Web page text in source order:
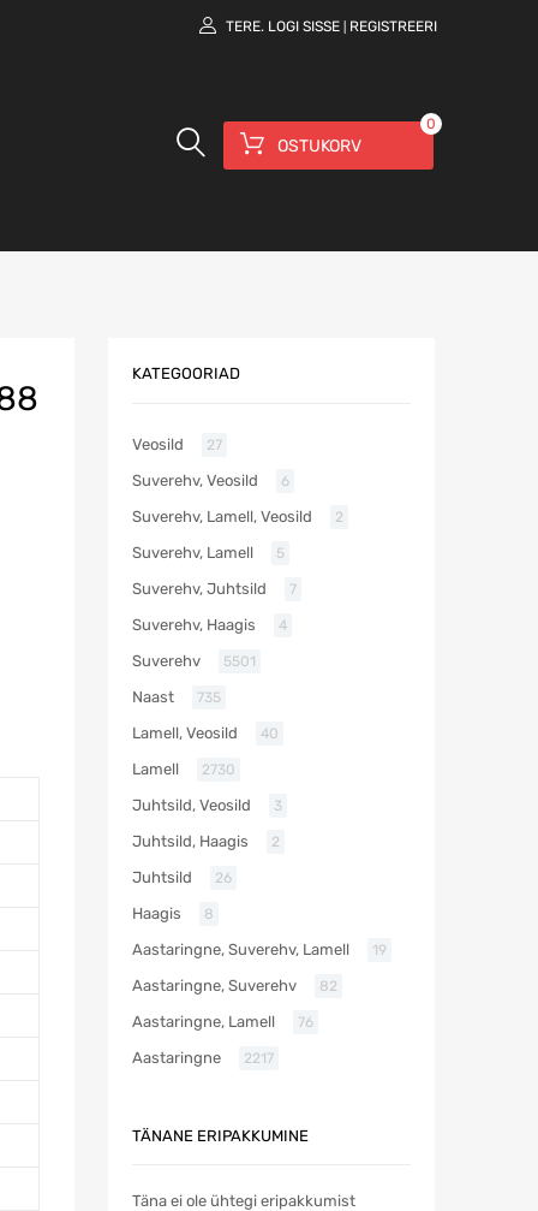
TERE. LOGI SISSE REGISTREERI
OSTUKORV
0
KATEGOORIAD
Veosild 27
Suverehv, Veosild 6
Suverehv, Lamell, Veosild 2
Suverehv, Lamell 5
Suverehv, Juhtsild 7
Suverehv, Haagis 4
Suverehv 5501
Naast 735
Lamell, Veosild 40
Lamell 2730
Juhtsild, Veosild 3
Juhtsild, Haagis 2
Juhtsild 26
Haagis 8
Aastaringne, Suverehv, Lamell 19
Aastaringne, Suverehv 82
Aastaringne, Lamell 76
Aastaringne 2217
TÄNANE ERIPAKKUMINE
Täna ei ole ühtegi eripakkumist